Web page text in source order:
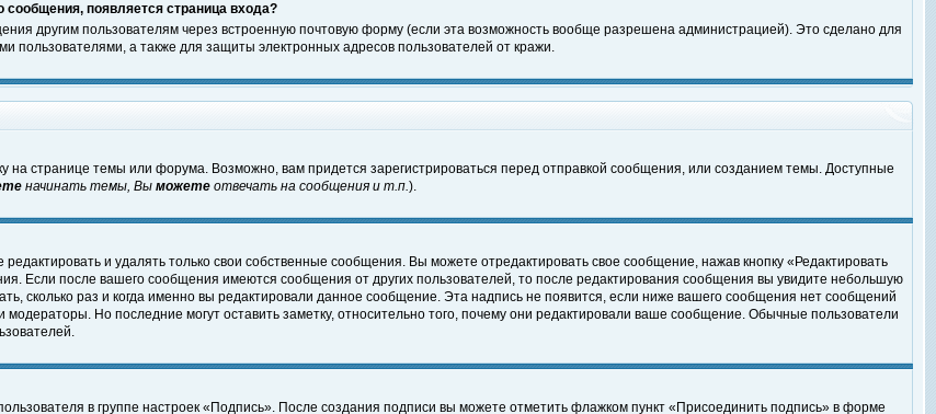
появляется страница входа?
другим пользователям через встроенную почтовую форму (если эта возможность вообще разрешена администрацией). Это сделано для
а также для защиты электронных адресов пользователей от кражи.
странице темы или форума. Возможно, вам придется зарегистрироваться перед отправкой сообщения, или созданием темы. Доступные
начинать темы, Вы можете отвечать на сообщения и т.п.).
и удалять только свои собственные сообщения. Вы можете отредактировать свое сообщение, нажав кнопку «Редактировать
Если после вашего сообщения имеются сообщения от других пользователей, то после редактирования сообщения вы увидите небольшую
сколько раз и когда именно вы редактировали данное сообщение. Эта надпись не появится, если ниже вашего сообщения нет сообщений
Но последние могут оставить заметку, относительно того, почему они редактировали ваше сообщение. Обычные пользователи
в группе настроек «Подпись». После создания подписи вы можете отметить флажком пункт «Присоединить подпись» в форме